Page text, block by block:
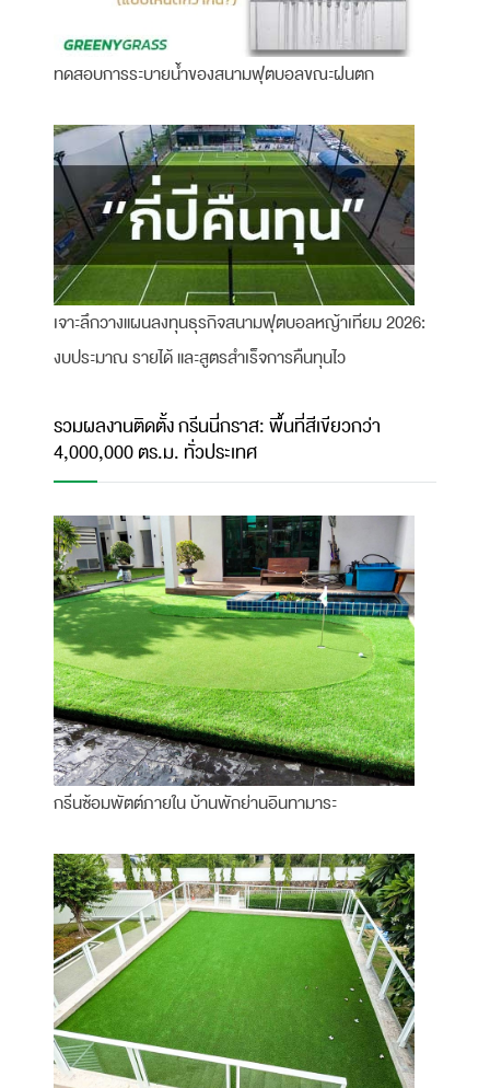
ทดสอบการระบายน้ำของสนามฟุตบอลขณะฝนตก
เจาะลึกวางแผนลงทุนธุรกิจสนามฟุตบอลหญ้าเทียม 2026:
งบประมาณ รายได้ และสูตรสำเร็จการคืนทุนไว
รวมผลงานติดตั้ง กรีนนี่กราส: พื้นที่สีเขียวกว่า
4,000,000 ตร.ม. ทั่วประเทศ
กรีนซ้อมพัตต์ภายใน บ้านพักย่านอินทามาระ